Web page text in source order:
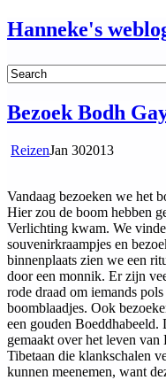
Hanneke's
Bezoek Bodh
ReizenJan 302013
Vandaag bezoeken we het
Hier zou de boom hebben
Verlichting kwam. We
souvenirkraampjes en
binnenplaats zien we een
door een monnik. Er zijn
rode draad om iemands
boomblaadjes. Ook
een gouden
gemaakt over het leven
Tibetaan die klankschalen
kunnen meenemen, want